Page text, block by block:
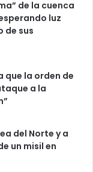
de la cuenca
luz
de sus
que la orden de
a la
del Norte y a
un misil en